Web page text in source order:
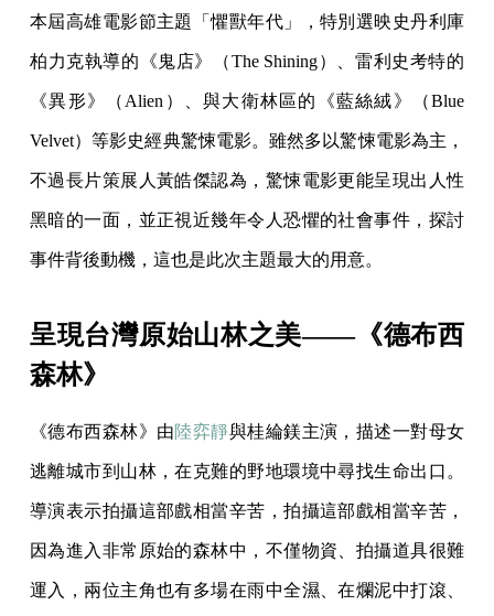
本屆高雄電影節主題「懼獸年代」，特別選映史丹利庫
柏力克執導的《鬼店》（The Shining）、雷利史考特的
《異形》（Alien）、與大衛林區的《藍絲絨》（Blue
Velvet）等影史經典驚悚電影。雖然多以驚悚電影為主，
不過長片策展人黃皓傑認為，驚悚電影更能呈現出人性
黑暗的一面，並正視近幾年令人恐懼的社會事件，探討
事件背後動機，這也是此次主題最大的用意。
呈現台灣原始山林之美——《德布西
森林》
《德布西森林》由陸弈靜與桂綸鎂主演，描述一對母女
逃離城市到山林，在克難的野地環境中尋找生命出口。
導演表示拍攝這部戲相當辛苦，拍攝這部戲相當辛苦，
因為進入非常原始的森林中，不僅物資、拍攝道具很難
運入，兩位主角也有多場在雨中全濕、在爛泥中打滾、